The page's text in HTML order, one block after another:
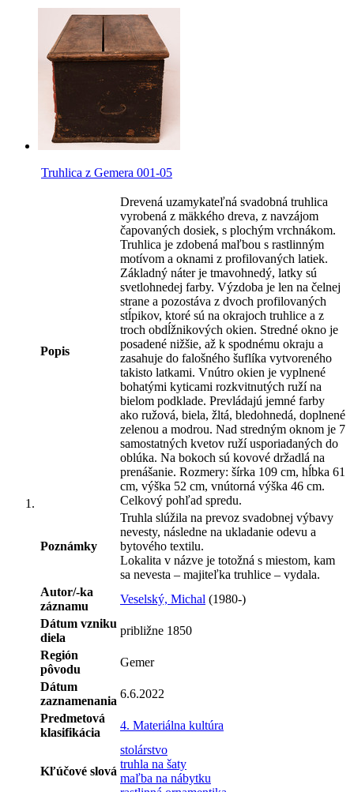
Truhlica z Gemera 001-05
Popis
Drevená uzamykateľná svadobná truhlica
vyrobená z mäkkého dreva, z navzájom
čapovaných dosiek, s plochým vrchnákom.
Truhlica je zdobená maľbou s rastlinným
motívom a oknami z profilovaných latiek.
Základný náter je tmavohnedý, latky sú
svetlohnedej farby. Výzdoba je len na čelnej
strane a pozostáva z dvoch profilovaných
stĺpikov, ktoré sú na okrajoch truhlice a z
troch obdĺžnikových okien. Stredné okno je
posadené nižšie, až k spodnému okraju a
zasahuje do falošného šuflíka vytvoreného
takisto latkami. Vnútro okien je vyplnené
bohatými kyticami rozkvitnutých ruží na
bielom podklade. Prevládajú jemné farby
ako ružová, biela, žltá, bledohnedá, doplnené
zelenou a modrou. Nad stredným oknom je 7
samostatných kvetov ruží usporiadaných do
oblúka. Na bokoch sú kovové držadlá na
prenášanie. Rozmery: šírka 109 cm, hĺbka 61
cm, výška 52 cm, vnútorná výška 46 cm.
Celkový pohľad spredu.
Poznámky
Truhla slúžila na prevoz svadobnej výbavy
nevesty, následne na ukladanie odevu a
bytového textilu.
Lokalita v názve je totožná s miestom, kam
sa nevesta – majiteľka truhlice – vydala.
Autor/-ka
záznamu
Veselský, Michal (1980-)
Dátum vzniku
diela
približne 1850
Región
pôvodu
Gemer
Dátum
zaznamenania
6.6.2022
Predmetová
klasifikácia
4. Materiálna kultúra
Kľúčové slová
stolárstvo
truhla na šaty
maľba na nábytku